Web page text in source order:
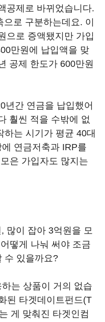
공제로 바뀌었습니다.
로 구분하는데요. 이
으로 증액됐지만 가입
만원에 납입액을 맞
공제 한도가 600만원
년간 연금을 납입했어
훨씬 적을 수밖에 없
는 시기가 평균 40대
연금저축과 IRP를
은 가입자도 많지는
많이 잡아 3억원을 모
떻게 나눠 써야 조금
수 있을까요?
는 상품이 거의 없습
된 타겟데이트펀드(T
게 맞춰진 타겟인컴